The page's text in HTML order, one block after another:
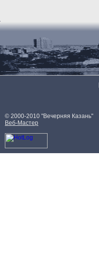
© 2000-2010 "Вечерняя Казань"
Веб-Мастер